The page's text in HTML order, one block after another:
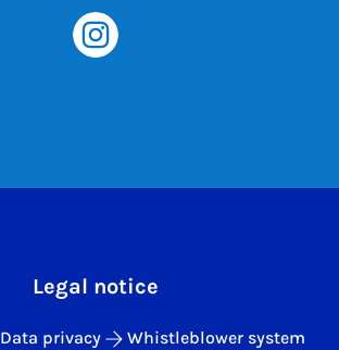
Legal notice
Data privacy Whistleblower system